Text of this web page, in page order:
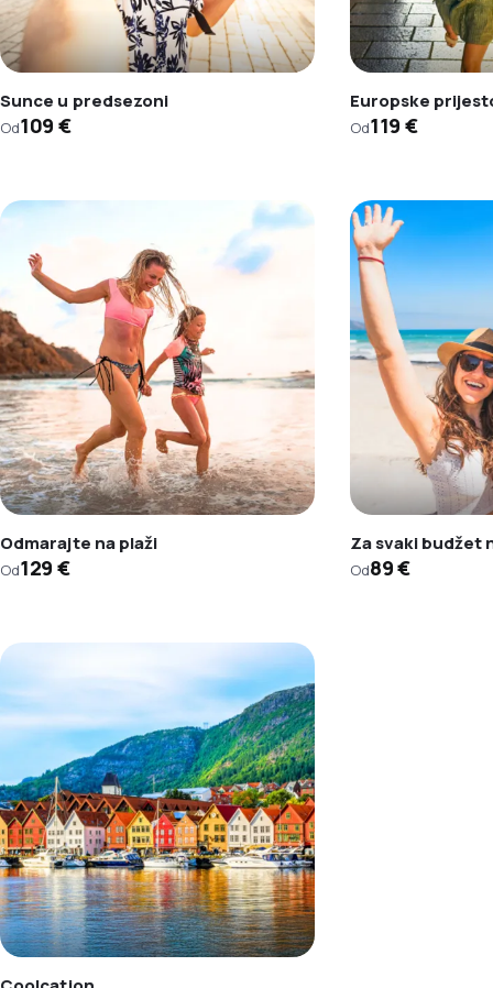
Sunce u predsezoni
Od109 €
Europske
Od119 €
Odmarajte na plaži
Od129 €
Za svaki budžet
Od89 €